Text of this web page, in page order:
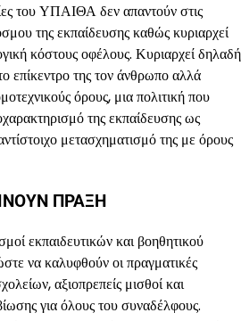
του ΥΠΑΙΘΑ δεν απαντούν στις
της εκπαίδευσης καθώς κυριαρχεί
κόστους οφέλους. Κυριαρχεί δηλαδή
επίκεντρο της τον άνθρωπο αλλά
όρους, μια πολιτική που
της εκπαίδευσης ως
μετασχηματισμό της με όρους
ΠΡΑΞΗ
εκπαιδευτικών και βοηθητικού
να καλυφθούν οι πραγματικές
αξιοπρεπείς μισθοί και
για όλους του συναδέλφους.